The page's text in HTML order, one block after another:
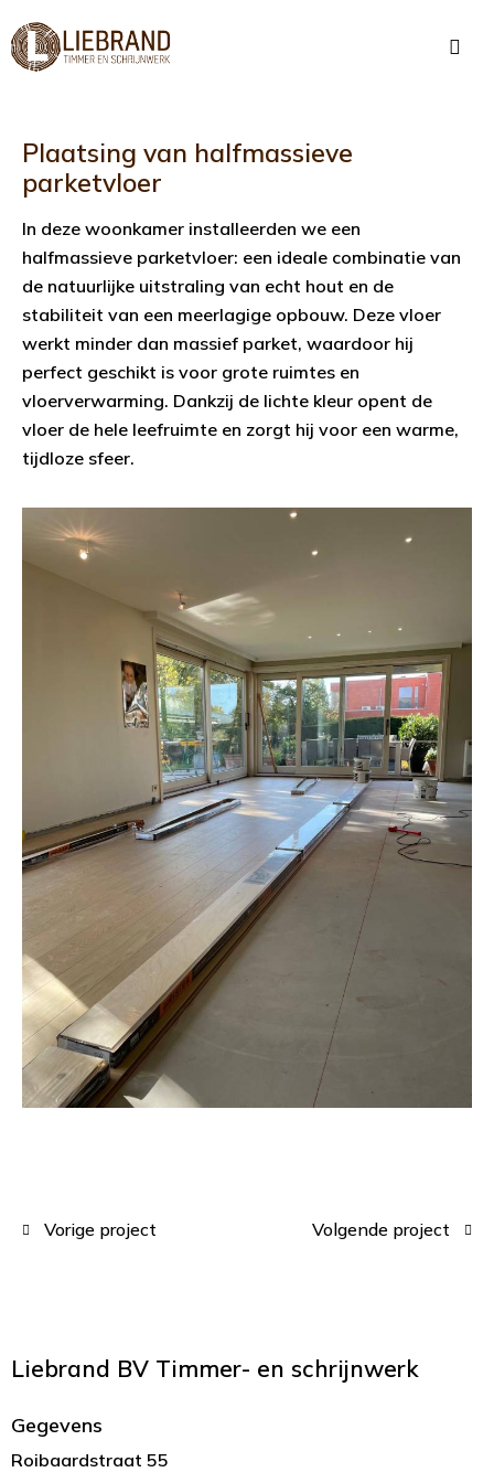
Plaatsing van halfmassieve
parketvloer
In deze woonkamer installeerden we een
halfmassieve parketvloer: een ideale combinatie van
de natuurlijke uitstraling van echt hout en de
stabiliteit van een meerlagige opbouw. Deze vloer
werkt minder dan massief parket, waardoor hij
perfect geschikt is voor grote ruimtes en
vloerverwarming. Dankzij de lichte kleur opent de
vloer de hele leefruimte en zorgt hij voor een warme,
tijdloze sfeer.
Vorige project Volgende project
Liebrand BV Timmer- en schrijnwerk
Gegevens
Roibaardstraat 55